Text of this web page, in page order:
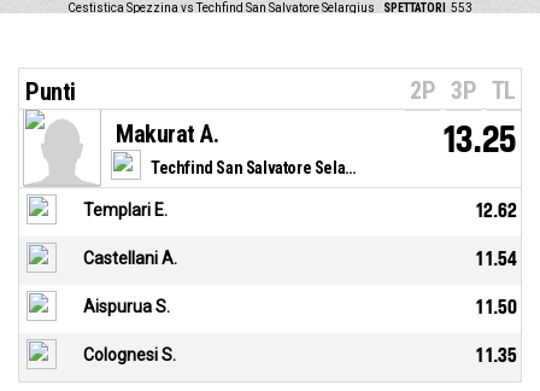
Cestistica Spezzina vs Techfind San Salvatore Selargius
SPETTATORI 553
Punti 2P 3P TL
Techfind San Salvatore Selargius
Makurat A. 13.25
Templari E. 12.62
Castellani A. 11.54
Aispurua S. 11.50
Colognesi S. 11.35